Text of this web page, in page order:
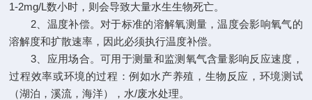
1-2mg/L数小时，则会导致大量水生生物死亡。
2、温度补偿。对于标准的溶解氧测量，温度会影响氧气的
溶解度和扩散速率，因此必须执行温度补偿。
3、应用场合。可用于测量和监测氧气含量影响反应速度，
过程效率或环境的过程：例如水产养殖，生物反应，环境测试
（湖泊，溪流，海洋），水/废水处理。